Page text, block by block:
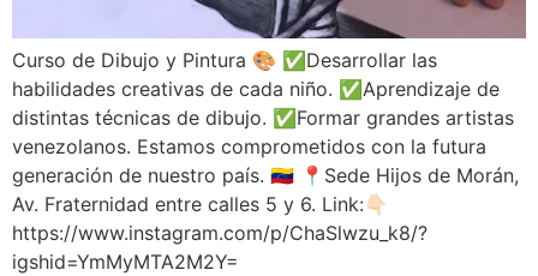
Curso de Dibujo y Pintura 🎨 ✅Desarrollar las
habilidades creativas de cada niño. ✅Aprendizaje de
distintas técnicas de dibujo. ✅Formar grandes artistas
venezolanos. Estamos comprometidos con la futura
generación de nuestro país. 🇻🇪 📍Sede Hijos de Morán,
Av. Fraternidad entre calles 5 y 6. Link:👇🏻
https://www.instagram.com/p/ChaSlwzu_k8/?
igshid=YmMyMTA2M2Y=